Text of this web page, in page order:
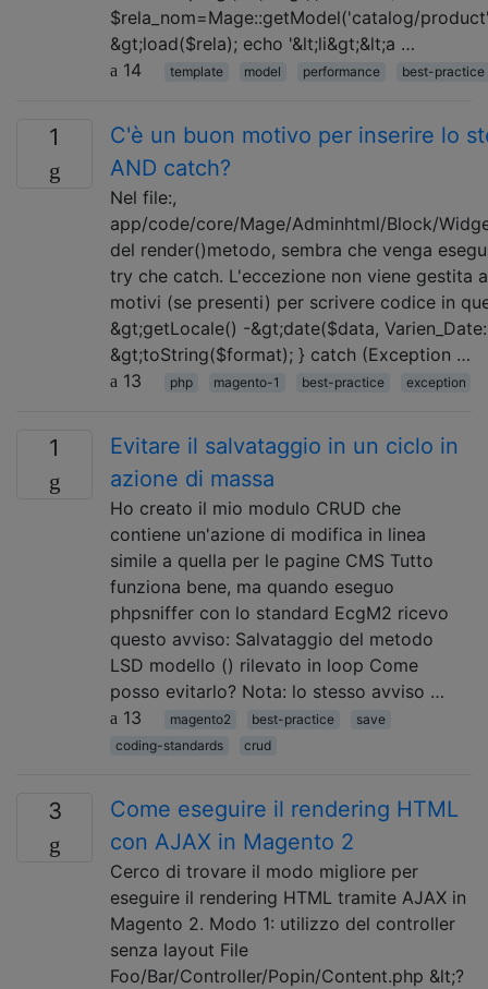
$rela_nom=Mage::getModel('catalog/
&gt;load($rela); echo '&lt;li&gt;&lt;a …
14
template model performance best-practice
1
C'è un buon motivo per inserire lo
AND catch?
Nel file:,
app/code/core/Mage/Adminhtml/Block/
del render()metodo, sembra che venga
try che catch. L'eccezione non viene gestita
motivi (se presenti) per scrivere codice in
&gt;getLocale() -&gt;date($data,
&gt;toString($format); } catch (Exception …
13
php magento-1 best-practice exception
1
Evitare il salvataggio in un ciclo in
azione di massa
Ho creato il mio modulo CRUD che
contiene un'azione di modifica in linea
simile a quella per le pagine CMS Tutto
funziona bene, ma quando eseguo
phpsniffer con lo standard EcgM2 ricevo
questo avviso: Salvataggio del metodo
LSD modello () rilevato in loop Come
posso evitarlo? Nota: lo stesso avviso …
13
magento2 best-practice
save
coding-standards
crud
3
Come eseguire il rendering HTML
con AJAX in Magento 2
Cerco di trovare il modo migliore per
eseguire il rendering HTML tramite AJAX in
Magento 2. Modo 1: utilizzo del controller
senza layout File
Foo/Bar/Controller/Popin/Content.php &lt;?